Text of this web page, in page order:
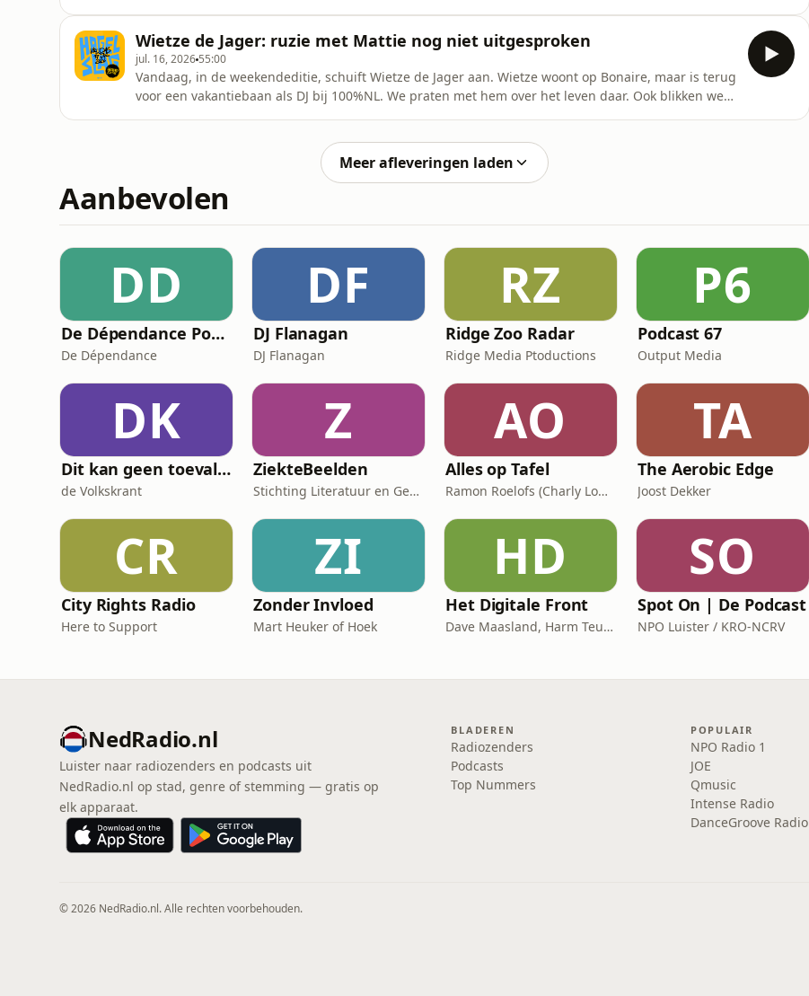
informatie over het Nederland Dal vrij Abonnem
Wietze de Jager: ruzie met Mattie nog niet uitgesproken
jul. 16, 2026 55:00
Vandaag, in de weekendeditie, schuift Wietze de Jager aan. Wietze woont op Bonaire, maar is terug
voor een vakantiebaan als DJ bij 100%NL. We praten met hem over het leven daar. Ook blikken we
Meer afleveringen laden
Aanbevolen
DD
De Dépendance Podcast
De Dépendance
DF
DJ Flanagan
DJ Flanagan
RZ
Ridge Zoo Radar
Ridge Media Ptoductions
P6
Podcast 67
Output Media
DK
Dit kan geen toeval zijn
de Volkskrant
Z
ZiekteBeelden
Stichting Literatuur en Geneeskunde
AO
Alles op Tafel
Ramon Roelofs (Charly Lownoise)
TA
The Aerobic Edge
Joost Dekker
CR
City Rights Radio
Here to Support
ZI
Zonder Invloed
Mart Heuker of Hoek
HD
Het Digitale Front
Dave Maasland, Harm Teunis / Corti Media
SO
Spot On | De Podcast
NPO Luister / KRO-NCRV
NedRadio.nl
Luister naar radiozenders en podcasts uit
NedRadio.nl op stad, genre of stemming — gratis op
elk apparaat.
BLADEREN
Radiozenders
Podcasts
Top Nummers
POPULAIR
NPO Radio 1
JOE
Qmusic
Intense Radio
DanceGroove Radio
© 2026 NedRadio.nl. Alle rechten voorbehouden.